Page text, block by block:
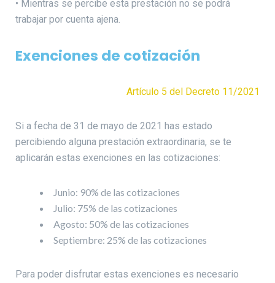
• Mientras se percibe esta prestación no se podrá
trabajar por cuenta ajena.
Exenciones de cotización
Artículo 5 del Decreto 11/2021
Si a fecha de 31 de mayo de 2021 has estado
percibiendo alguna prestación extraordinaria, se te
aplicarán estas exenciones en las cotizaciones:
Junio: 90% de las cotizaciones
Julio: 75% de las cotizaciones
Agosto: 50% de las cotizaciones
Septiembre: 25% de las cotizaciones
Para poder disfrutar estas exenciones es necesario